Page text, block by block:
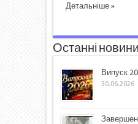
Детальніше »
Останні новини
Випуск
30.06.2026